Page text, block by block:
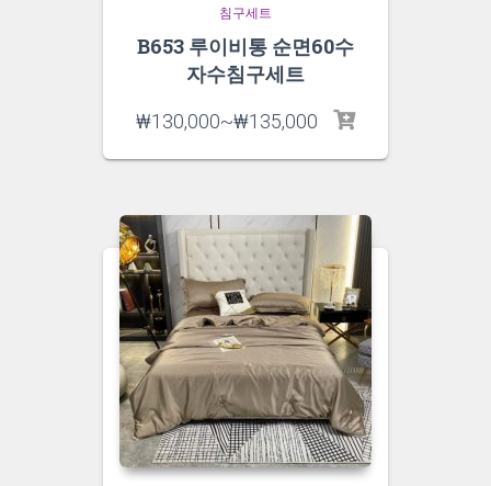
침구세트
B653 루이비통 순면60수
자수침구세트
₩130,000~₩135,000